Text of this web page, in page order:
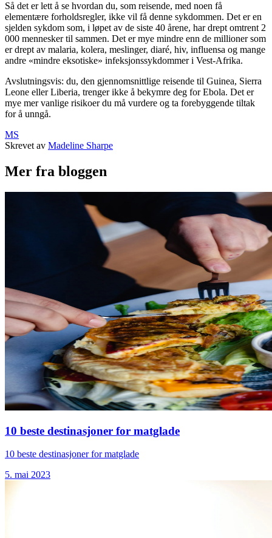
Så det er lett å se hvordan du, som reisende, med noen få
elementære forholdsregler, ikke vil få denne sykdommen. Det er en
sjelden sykdom som, i løpet av de siste 40 årene, har drept omtrent 2
000 mennesker til sammen. Det er mye mindre enn de millioner som
er drept av malaria, kolera, meslinger, diaré, hiv, influensa og mange
andre «mindre eksotiske» infeksjonssykdommer i Vest-Afrika.
Avslutningsvis: du, den gjennomsnittlige reisende til Guinea, Sierra
Leone eller Liberia, trenger ikke å bekymre deg for Ebola. Det er
mye mer vanlige risikoer du må vurdere og ta forebyggende tiltak
for å unngå.
MS
Skrevet av Madeline Sharpe
Mer fra bloggen
10 beste destinasjoner for matglade
10 beste destinasjoner for matglade
5. mai 2023